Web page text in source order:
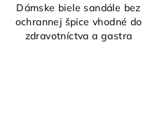
Dámske biele sandále bez
ochrannej špice vhodné do
zdravotníctva a gastra